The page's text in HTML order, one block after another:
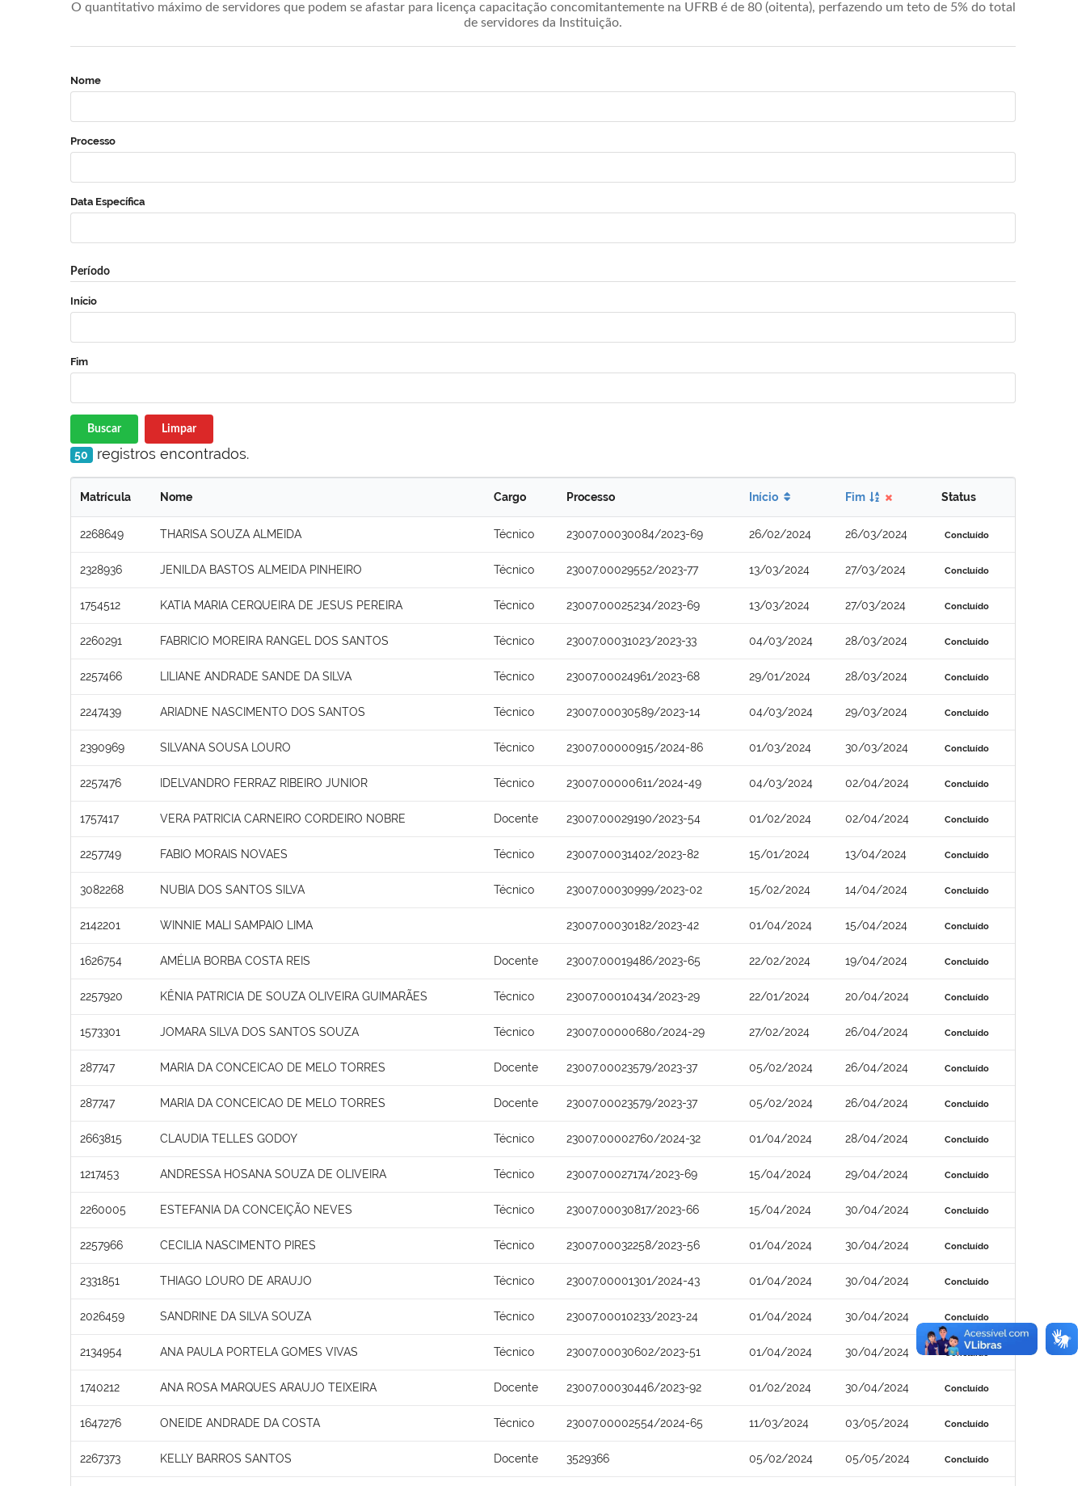
O quantitativo máximo de servidores que podem se afastar para licença capacitação concomitantemente na UFRB é de 80 (oitenta), perfazendo um teto de 5% do total
de servidores da Instituição.
Nome
Processo
Data Específica
Período
Início
Fim
Buscar Limpar
50 registros encontrados.
Matrícula Nome Cargo Processo Início Fim Status
2268649 THARISA SOUZA ALMEIDA Técnico 23007.00030084/2023-69 26/02/2024 26/03/2024 Concluído
2328936 JENILDA BASTOS ALMEIDA PINHEIRO Técnico 23007.00029552/2023-77 13/03/2024 27/03/2024 Concluído
1754512 KATIA MARIA CERQUEIRA DE JESUS PEREIRA Técnico 23007.00025234/2023-69 13/03/2024 27/03/2024 Concluído
2260291 FABRICIO MOREIRA RANGEL DOS SANTOS Técnico 23007.00031023/2023-33 04/03/2024 28/03/2024 Concluído
2257466 LILIANE ANDRADE SANDE DA SILVA Técnico 23007.00024961/2023-68 29/01/2024 28/03/2024 Concluído
2247439 ARIADNE NASCIMENTO DOS SANTOS Técnico 23007.00030589/2023-14 04/03/2024 29/03/2024 Concluído
2390969 SILVANA SOUSA LOURO Técnico 23007.00000915/2024-86 01/03/2024 30/03/2024 Concluído
2257476 IDELVANDRO FERRAZ RIBEIRO JUNIOR Técnico 23007.00000611/2024-49 04/03/2024 02/04/2024 Concluído
1757417 VERA PATRICIA CARNEIRO CORDEIRO NOBRE Docente 23007.00029190/2023-54 01/02/2024 02/04/2024 Concluído
2257749 FABIO MORAIS NOVAES Técnico 23007.00031402/2023-82 15/01/2024 13/04/2024 Concluído
3082268 NUBIA DOS SANTOS SILVA Técnico 23007.00030999/2023-02 15/02/2024 14/04/2024 Concluído
2142201 WINNIE MALI SAMPAIO LIMA 23007.00030182/2023-42 01/04/2024 15/04/2024 Concluído
1626754 AMÉLIA BORBA COSTA REIS Docente 23007.00019486/2023-65 22/02/2024 19/04/2024 Concluído
2257920 KÊNIA PATRICIA DE SOUZA OLIVEIRA GUIMARÃES Técnico 23007.00010434/2023-29 22/01/2024 20/04/2024 Concluído
1573301 JOMARA SILVA DOS SANTOS SOUZA Técnico 23007.00000680/2024-29 27/02/2024 26/04/2024 Concluído
287747 MARIA DA CONCEICAO DE MELO TORRES Docente 23007.00023579/2023-37 05/02/2024 26/04/2024 Concluído
287747 MARIA DA CONCEICAO DE MELO TORRES Docente 23007.00023579/2023-37 05/02/2024 26/04/2024 Concluído
2663815 CLAUDIA TELLES GODOY Técnico 23007.00002760/2024-32 01/04/2024 28/04/2024 Concluído
1217453 ANDRESSA HOSANA SOUZA DE OLIVEIRA Técnico 23007.00027174/2023-69 15/04/2024 29/04/2024 Concluído
2260005 ESTEFANIA DA CONCEIÇÃO NEVES Técnico 23007.00030817/2023-66 15/04/2024 30/04/2024 Concluído
2257966 CECILIA NASCIMENTO PIRES Técnico 23007.00032258/2023-56 01/04/2024 30/04/2024 Concluído
2331851 THIAGO LOURO DE ARAUJO Técnico 23007.00001301/2024-43 01/04/2024 30/04/2024 Concluído
2026459 SANDRINE DA SILVA SOUZA Técnico 23007.00010233/2023-24 01/04/2024 30/04/2024 Concluído
2134954 ANA PAULA PORTELA GOMES VIVAS Técnico 23007.00030602/2023-51 01/04/2024 30/04/2024 Concluído
1740212 ANA ROSA MARQUES ARAUJO TEIXEIRA Docente 23007.00030446/2023-92 01/02/2024 30/04/2024 Concluído
1647276 ONEIDE ANDRADE DA COSTA Técnico 23007.00002554/2024-65 11/03/2024 03/05/2024 Concluído
2267373 KELLY BARROS SANTOS Docente 3529366 05/02/2024 05/05/2024 Concluído